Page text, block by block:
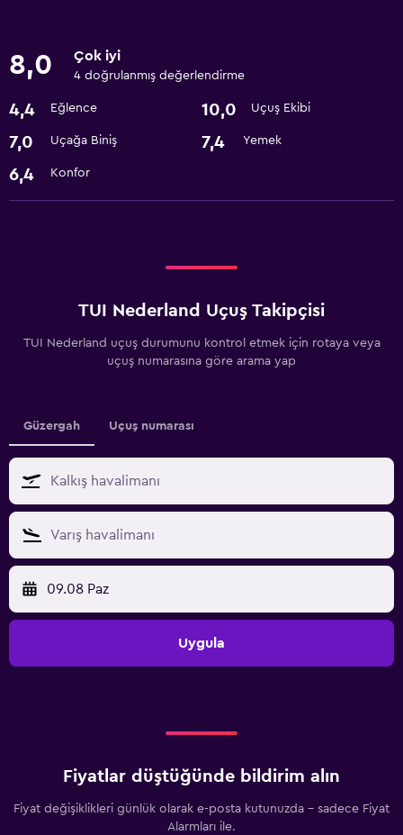
8,0 Çok iyi
4 doğrulanmış değerlendirme
4,4 Eğlence 10,0 Uçuş Ekibi
7,0 Uçağa Biniş 7,4 Yemek
6,4 Konfor
TUI Nederland Uçuş Takipçisi
TUI Nederland uçuş durumunu kontrol etmek için rotaya veya
uçuş numarasına göre arama yap
Güzergah Uçuş numarası
09.08 Paz
Uygula
Fiyatlar düştüğünde bildirim alın
Fiyat değişiklikleri günlük olarak e-posta kutunuzda - sadece Fiyat
Alarmları ile.